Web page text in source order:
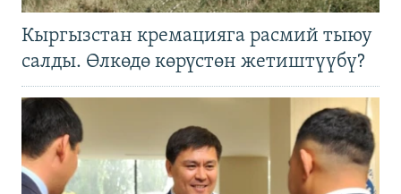
Кыргызстан кремацияга расмий тыюу
салды. Өлкөдө көрүстөн жетиштүүбү?